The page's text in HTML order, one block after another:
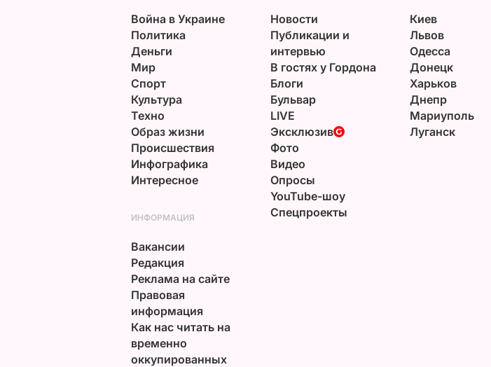
Война в Украине
Политика
Деньги
Мир
Спорт
Культура
Техно
Образ жизни
Происшествия
Инфографика
Интересное
Новости
Публикации и
интервью
В гостях у Гордона
Блоги
Бульвар
LIVE
Эксклюзив
Фото
Видео
Опросы
YouTube-шоу
Спецпроекты
Киев
Львов
Одесса
Донецк
Харьков
Днепр
Мариуполь
Луганск
ИНФОРМАЦИЯ
Вакансии
Редакция
Реклама на сайте
Правовая
информация
Как нас читать на
временно
оккупированных